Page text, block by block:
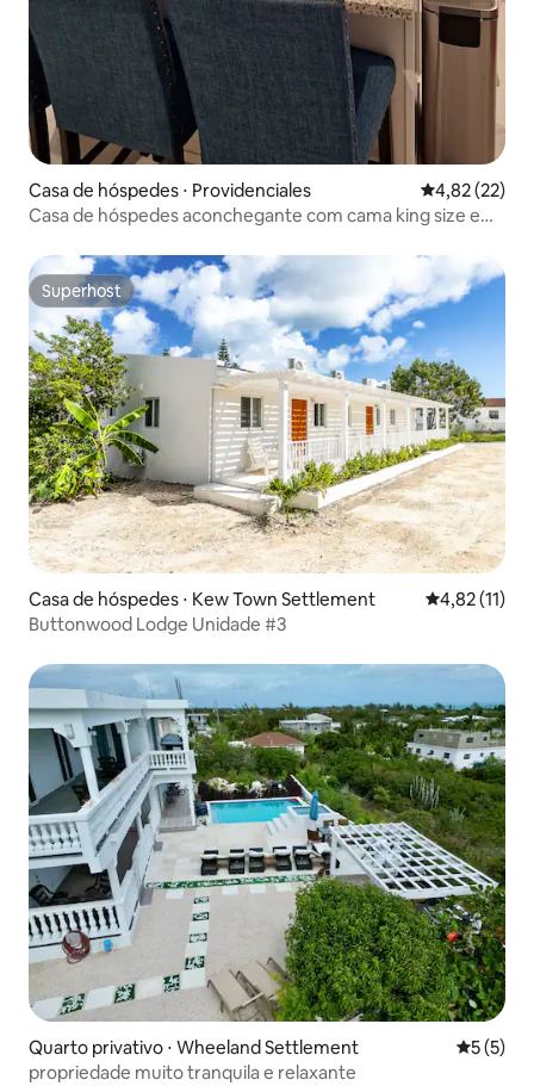
Casa de hóspedes ⋅ Providenciales 4,82 de uma
4,82 (22)
Casa de hóspedes aconchegante com cama king size e
Superhost
Superhost
Casa de hóspedes ⋅ Kew Town Settlement 4,82 de uma
4,82 (11)
Buttonwood Lodge Unidade #3
Quarto privativo ⋅ Wheeland Settlement 5 de
5 (5)
propriedade muito tranquila e relaxante